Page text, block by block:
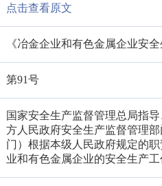
点击查看原文
《冶金企业和有色金属企业安
第91号
国家安全生产监督管理总局指
方人民政府安全生产监督管理
门）根据本级人民政府规定的
业和有色金属企业的安全生产